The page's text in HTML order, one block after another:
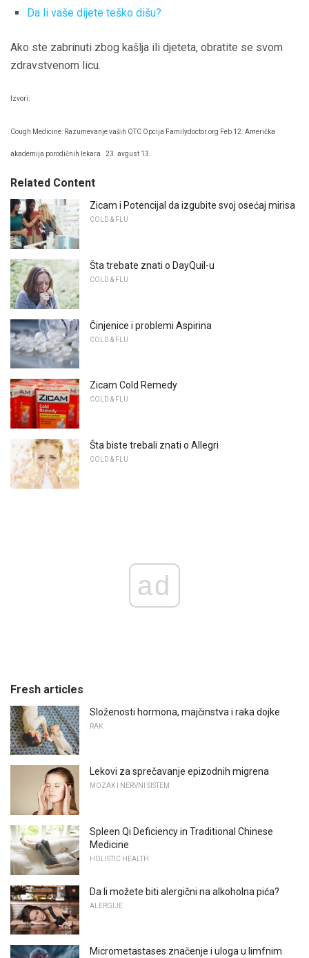
Da li vaše dijete teško dišu?
Ako ste zabrinuti zbog kašlja ili djeteta, obratite se svom
zdravstvenom licu.
Izvori:
Cough Medicine: Razumevanje vaših OTC Opcija Familydoctor.org Feb 12. Američka
akademija porodičnih lekara. 23. avgust 13.
Related Content
Zicam i Potencijal da izgubite svoj osećaj mirisa
COLD & FLU
Šta trebate znati o DayQuil-u
COLD & FLU
Činjenice i problemi Aspirina
COLD & FLU
Zicam Cold Remedy
COLD & FLU
Šta biste trebali znati o Allegri
COLD & FLU
ad
Fresh articles
Složenosti hormona, majčinstva i raka dojke
RAK
Lekovi za sprečavanje epizodnih migrena
MOZAK I NERVNI SISTEM
Spleen Qi Deficiency in Traditional Chinese
Medicine
HOLISTIC HEALTH
Da li možete biti alergični na alkoholna pića?
ALERGIJE
Micrometastases značenje i uloga u limfnim